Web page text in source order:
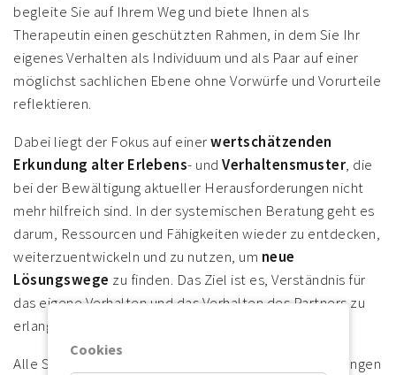
begleite Sie auf Ihrem Weg und biete Ihnen als
Therapeutin einen geschützten Rahmen, in dem Sie Ihr
eigenes Verhalten als Individuum und als Paar auf einer
möglichst sachlichen Ebene ohne Vorwürfe und Vorurteile
reflektieren.
Dabei liegt der Fokus auf einerwertschätzenden
Erkundung alter Erlebens- und Verhaltensmuster, die
bei der Bewältigung aktueller Herausforderungen nicht
mehr hilfreich sind. In der systemischen Beratung geht es
darum, Ressourcen und Fähigkeiten wieder zu entdecken,
weiterzuentwickeln und zu nutzen, um neue
Lösungswege zu finden. Das Ziel ist es, Verständnis für
das eigene Verhalten und das Verhalten des Partners zu
erlangen.
Alle Sitzungen können als Einzelgespräche, Paarsitzungen
Cookies